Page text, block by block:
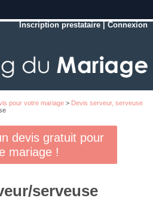
Inscription prestataire |Connexion
pour votre mariage> Devis serveur, serveuse
devis gratuit pour
mariage !
serveuse